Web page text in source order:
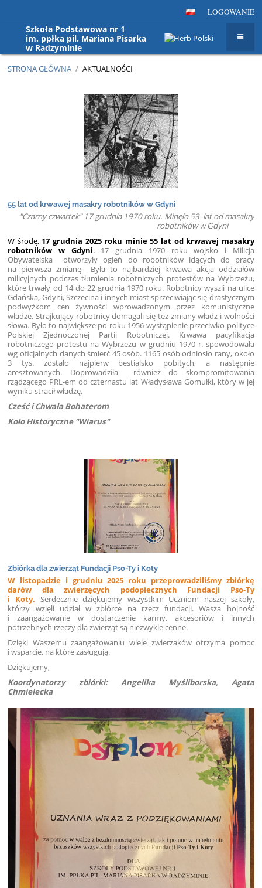
LOGOWANIE
Szkoła Podstawowa nr 1
im. ppłka pil. Mariana Pisarka
w Radzyminie
STRONA GŁÓWNA / AKTUALNOŚCI
55 lat od krwawej masakry robotników w Gdyni
"Czarny czwartek" 17 grudnia 1970 roku. Minęło 53 lat od masakry
robotników w Gdyni
W środę, 17 grudnia 2025 roku minie 55 lat od krwawej masakry
robotników w Gdyni. 17 grudnia 1970 roku wojsko i Milicja
Obywatelska otworzyły ogień do robotników idących do pracy
na pierwsza zmianę Była to najbardziej krwawa akcja oddziałów
milicyjnych podczas tłumienia robotniczych protestów na Wybrzeżu,
które trwały od 14 do 22 grudnia 1970 roku. Robotnicy wyszli na ulice
Gdańska, Gdyni, Szczecina i innych miast sprzeciwiając się drastycznym
podwyżkom cen żywności wprowadzonym przez komunistyczne
władze. Strajkujący robotnicy domagali się też zmiany władz i wolności
słowa. Było to największe po roku 1956 wystąpienie przeciwko polityce
Polskiej Zjednoczonej Partii Robotniczej. Krwawa pacyfikacja
robotniczego protestu na Wybrzeżu w grudniu 1970 r. spowodowała
wg oficjalnych danych śmierć 45 osób. 1165 osób odniosło rany, około
3 tys. zostało najpierw bestialsko pobitych, a następnie
aresztowanych. Doprowadziła również do skompromitowania
rządzącego PRL-em od czternastu lat Władysława Gomułki, który w jej
wyniku stracił władzę.
Cześć i Chwała Bohaterom
Koło Historyczne "Wiarus"
Zbiórka dla zwierząt Fundacji Pso-Ty i Koty
W listopadzie i grudniu 2025 roku przeprowadziliśmy zbiórkę
darów dla zwierzęcych podopiecznych Fundacji Pso-Ty
i Koty. Serdecznie dziękujemy wszystkim Uczniom naszej szkoły,
którzy wzięli udział w zbiórce na rzecz fundacji.Wasza hojność
i zaangażowanie w dostarczenie karmy, akcesoriów i innych
potrzebnych rzeczy dla zwierząt są niezwykle cenne.
Dzięki Waszemu zaangażowaniu wiele zwierzaków otrzyma pomoc
i wsparcie, na które zasługują.
Dziękujemy,
Koordynatorzy zbiórki: Angelika Myśliborska, Agata
Chmielecka